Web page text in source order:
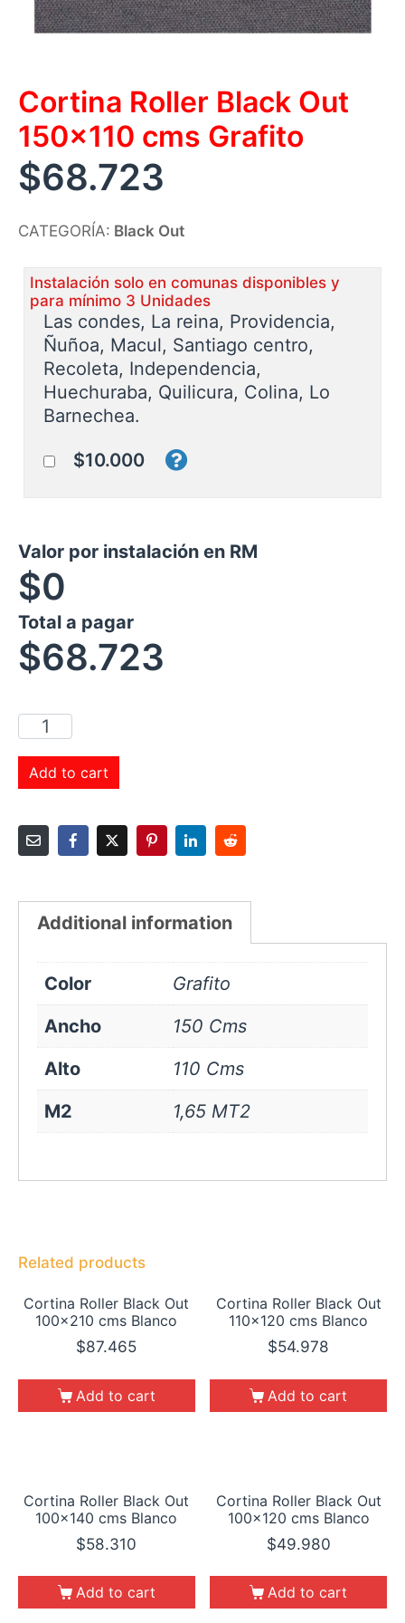
Cortina Roller Black Out
150×110 cms Grafito
$68.723
CATEGORÍA: Black Out
Instalación solo en comunas disponibles y
para mínimo 3 Unidades
Las condes, La reina, Providencia,
Ñuñoa, Macul, Santiago centro,
Recoleta, Independencia,
Huechuraba, Quilicura, Colina, Lo
Barnechea.
$10.000
Valor por instalación en RM
$0
Total a pagar
$68.723
Add to cart
Additional information
Color
Grafito
Ancho
150 Cms
Alto
110 Cms
M2
1,65 MT2
Related products
Cortina Roller Black Out
100×210 cms Blanco
$87.465
Add to cart
Cortina Roller Black Out
110×120 cms Blanco
$54.978
Add to cart
Cortina Roller Black Out
100×140 cms Blanco
$58.310
Add to cart
Cortina Roller Black Out
100×120 cms Blanco
$49.980
Add to cart